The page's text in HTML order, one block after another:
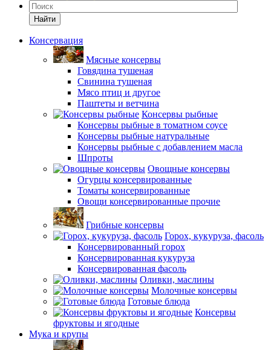
Найти
Консервация
Мясные консервы
Говядина тушеная
Свинина тушеная
Мясо птиц и другое
Паштеты и ветчина
Консервы рыбные
Консервы рыбные в томатном соусе
Консервы рыбные натуральные
Консервы рыбные с добавлением масла
Шпроты
Овощные консервы
Огурцы консервированные
Томаты консервированные
Овощи консервированные прочие
Грибные консервы
Горох, кукуруза, фасоль
Консервированный горох
Консервированная кукуруза
Консервированная фасоль
Оливки, маслины
Молочные консервы
Готовые блюда
Консервы
фруктовы и ягодные
Мука и крупы